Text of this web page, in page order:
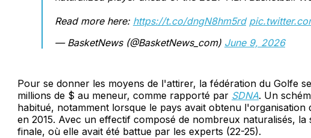
Read more here: https://t.co/dngN8hm5rd
— BasketNews (@BasketNews_com) June 9, 2026
Pour se donner les moyens de l'attirer, la fédération du Golfe
millions de $ au meneur, comme rapporté par SDNA. Un
habitué, notamment lorsque le pays avait obtenu l'organisation
en 2015. Avec un effectif composé de nombreux naturalisés, la
finale, où elle avait été battue par les experts (22-25).